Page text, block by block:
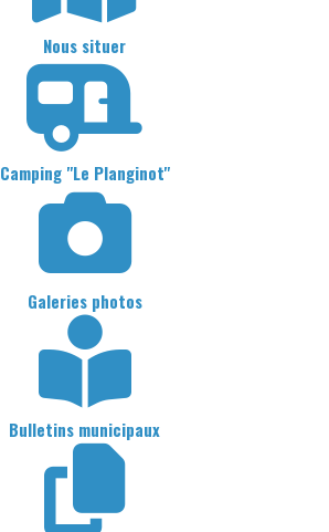
Nous situer
Camping "Le Planginot"
Galeries photos
Bulletins municipaux